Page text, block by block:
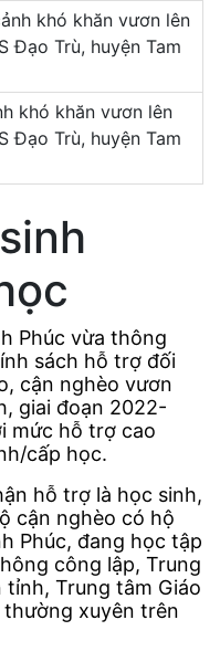
khó khăn vươn lên
Đạo Trù, huyện Tam
Phúc vừa thông
sách hỗ trợ đối
cận nghèo vươn
giai đoạn 2022-
mức hỗ trợ cao
cấp học.
hỗ trợ là học sinh,
cận nghèo có hộ
Phúc, đang học tập
công lập, Trung
Trung tâm Giáo
thường xuyên trên